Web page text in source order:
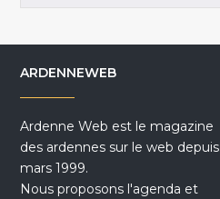
ARDENNEWEB
Ardenne Web est le magazine
des ardennes sur le web depuis
mars 1999.
Nous proposons l'agenda et